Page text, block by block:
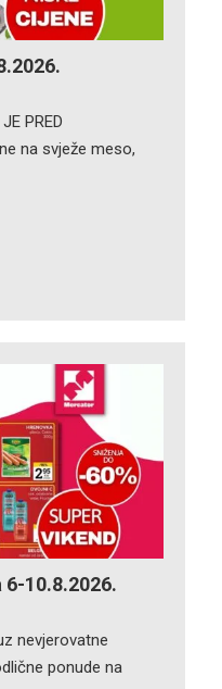
PRED
na svježe meso,
10.8.2026.
nevjerovatne
ponude na